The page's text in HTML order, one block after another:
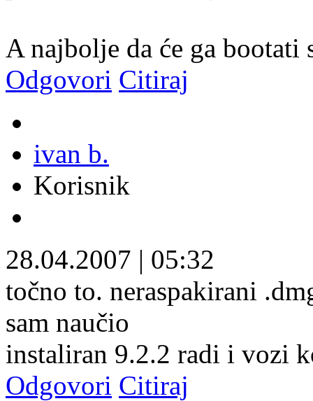
A najbolje da će ga bootati
Odgovori Citiraj
ivan b.
Korisnik
28.04.2007 | 05:32
točno to. neraspakirani
sam naučio
instaliran 9.2.2 radi i vozi
Odgovori Citiraj